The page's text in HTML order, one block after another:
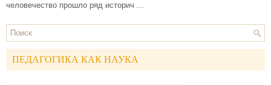
человечество прошло ряд историч ...
ПЕДАГОГИКА КАК НАУКА